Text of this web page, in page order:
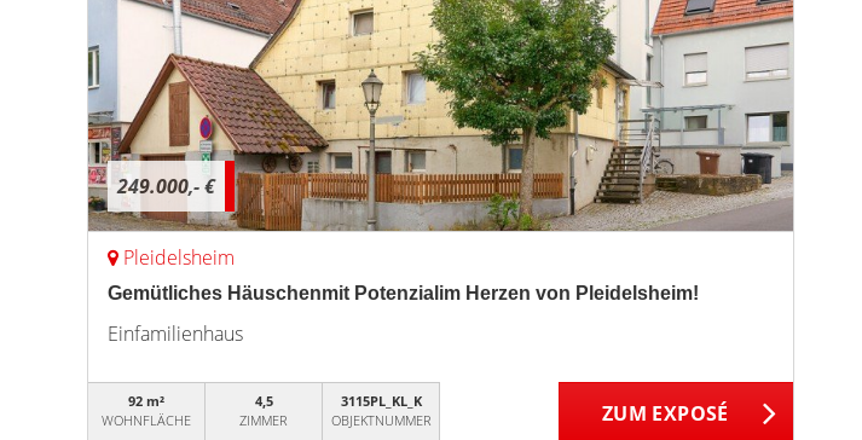
249.000,- €
Pleidelsheim
Gemütliches Häuschenmit Potenzialim Herzen von Pleidelsheim!
Einfamilienhaus
92 m²
WOHNFLÄCHE
4,5
ZIMMER
3115PL_KL_K
OBJEKTNUMMER
ZUM EXPOSÉ